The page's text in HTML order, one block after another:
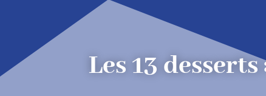
Les 13